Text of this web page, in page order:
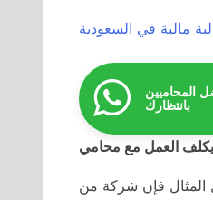
مالية في السعودية
المحاميين
بانتظارك
المثال فإن شركة من